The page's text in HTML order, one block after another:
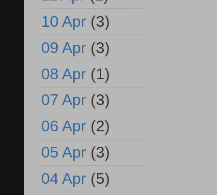
10 Apr (3)
09 Apr (3)
08 Apr (1)
07 Apr (3)
06 Apr (2)
05 Apr (3)
04 Apr (5)